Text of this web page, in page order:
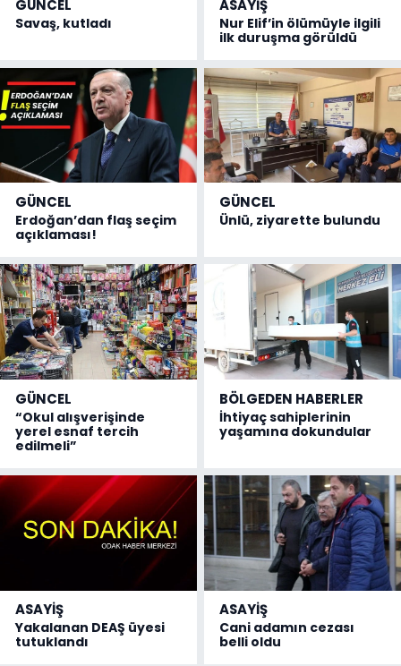
GÜNCEL
Savaş, kutladı
ASAYİŞ
Nur Elif’in ölümüyle ilgili
ilk duruşma görüldü
GÜNCEL
Erdoğan’dan flaş seçim
açıklaması!
GÜNCEL
Ünlü, ziyarette bulundu
GÜNCEL
“Okul alışverişinde
yerel esnaf tercih
edilmeli”
BÖLGEDEN HABERLER
İhtiyaç sahiplerinin
yaşamına dokundular
ASAYİŞ
Yakalanan DEAŞ üyesi
tutuklandı
ASAYİŞ
Cani adamın cezası
belli oldu